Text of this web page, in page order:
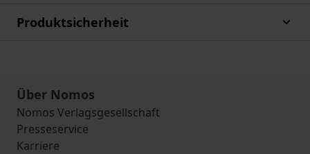
Produktsicherheit
Über Nomos
Nomos Verlagsgesellschaft
Presseservice
Karriere